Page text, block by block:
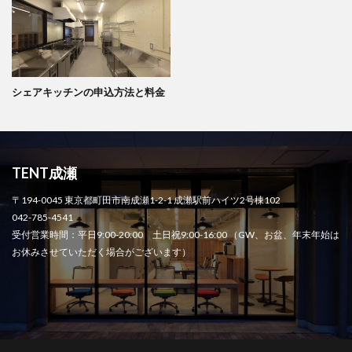
シェアキッチンの申込方法と料金
TENT成瀬
〒194-0045 東京都町田市南成瀬1-2-1 成瀬駅前ハイツ2号棟102
042-785-4541
受付営業時間：平日9:00-20:00 土日祝9:00-16:00 （GW、お盆、年末年始は
お休みさせていただく場合がございます）